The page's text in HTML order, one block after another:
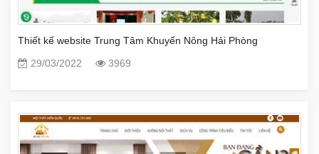
Thiết kế website Trung Tâm Khuyến Nông Hải Phòng
29/03/2022
3969